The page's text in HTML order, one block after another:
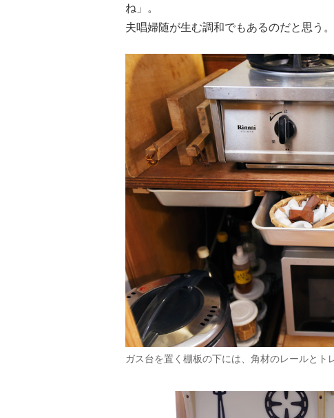
ね」。
夫唱婦随が生む調和でもあるのだと思う。
ガス台を置く棚板の下には、角材のレールとト